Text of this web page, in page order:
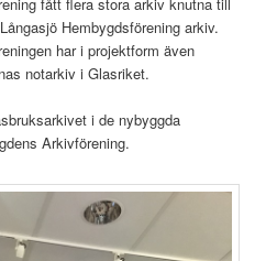
Hembygdsförening arkiv.
har i projektform även
notarkiv i Glasriket.
i de nybyggda
Arkivförening.